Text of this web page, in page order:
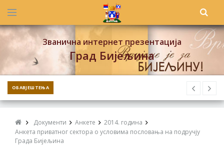
Званична интернет презентација
Град Бијељина
ОБАВЈЕШТЕЊА
Документи Анкете
2014. година
Анкета приватног сектора о условима пословања на подручју
Града Бијељина